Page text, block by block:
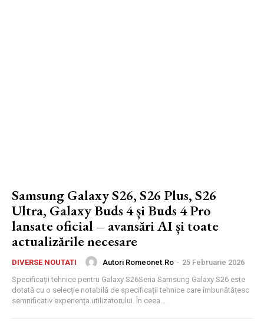
Samsung Galaxy S26, S26 Plus, S26
Ultra, Galaxy Buds 4 și Buds 4 Pro
lansate oficial – avansări AI și toate
actualizările necesare
DIVERSE NOUTATI Autori Romeonet.ro - 25 Februarie 2026
Specificații tehnice pentru Galaxy S26Seria Samsung Galaxy S26 este
dotată cu o selecție notabilă de specificații tehnice care îmbunătățesc
semnificativ experiența utilizatorului. În ceea...